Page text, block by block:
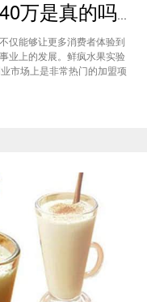
鲜疯水果实验室加盟费40万是真的吗？根本没有传言中那么多！
仅能够让更多消费者体验到
业上的发展。鲜疯水果实验
市场上是非常热门的加盟项
也成为了众多创业者青睐